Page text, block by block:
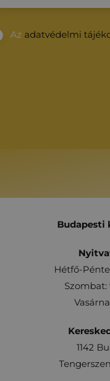
Az adatvédelmi
Budapesti
Hétfő-
Szombat:
1142